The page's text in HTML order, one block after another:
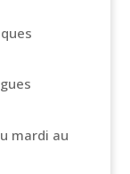
mardi au